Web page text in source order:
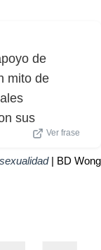
de
mito de
sus
Ver frase
| BD Wong